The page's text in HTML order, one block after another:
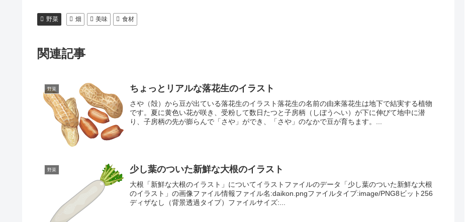
野菜 畑 美味 食材
関連記事
野菜 ちょっとリアルな落花生のイラスト
さや（殻）から豆が出ている落花生のイラスト落花生の名前の由来落花生は地下で結実する植物
です。夏に黄色い花が咲き、受粉して数日たつと子房柄（しぼうへい）が下に伸びて地中に潜
り、子房柄の先が膨らんで「さや」ができ、「さや」のなかで豆が育ちます。...
野菜 少し葉のついた新鮮な大根のイラスト
大根「新鮮な大根のイラスト」についてイラストファイルのデータ「少し葉のついた新鮮な大根
のイラスト」の画像ファイル情報ファイル名:daikon.pngファイルタイプ:image/PNG8ビット256
ディザなし（背景透過タイプ）ファイルサイズ:...